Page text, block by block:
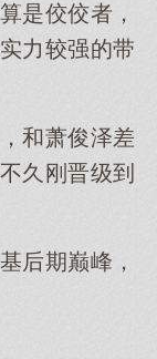
是佼佼者，
力较强的带
和萧俊泽差
久刚晋级到
后期巅峰，